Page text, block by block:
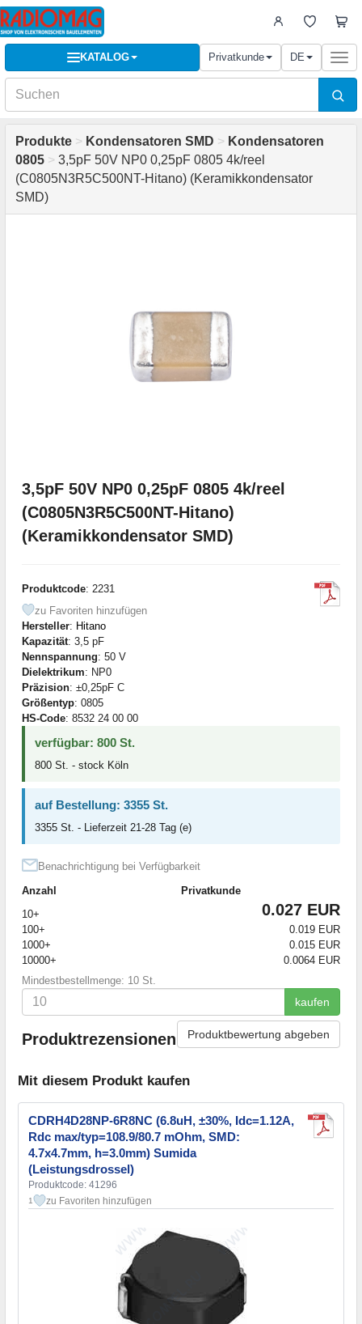
KATALOG Privatkunde DE
Produkte > Kondensatoren SMD > Kondensatoren
0805 > 3,5pF 50V NP0 0,25pF 0805 4k/reel
(C0805N3R5C500NT-Hitano) (Keramikkondensator
SMD)
3,5pF 50V NP0 0,25pF 0805 4k/reel
(C0805N3R5C500NT-Hitano)
(Keramikkondensator SMD)
Produktcode: 2231
zu Favoriten hinzufügen
Hersteller: Hitano
Kapazität: 3,5 pF
Nennspannung: 50 V
Dielektrikum: NP0
Präzision: ±0,25pF C
Größentyp: 0805
HS-Code: 8532 24 00 00
verfügbar: 800 St.
800 St. - stock Köln
auf Bestellung: 3355 St.
3355 St. - Lieferzeit 21-28 Tag (e)
Benachrichtigung bei Verfügbarkeit
Anzahl
Privatkunde
10+
0.027 EUR
100+
0.019 EUR
1000+
0.015 EUR
10000+
0.0064 EUR
Mindestbestellmenge: 10 St.
kaufen
Produktrezensionen Produktbewertung abgeben
Mit diesem Produkt kaufen
CDRH4D28NP-6R8NC (6.8uH, ±30%, Idc=1.12A,
Rdc max/typ=108.9/80.7 mOhm, SMD:
4.7x4.7mm, h=3.0mm) Sumida
(Leistungsdrossel)
Produktcode: 41296
1 zu Favoriten hinzufügen